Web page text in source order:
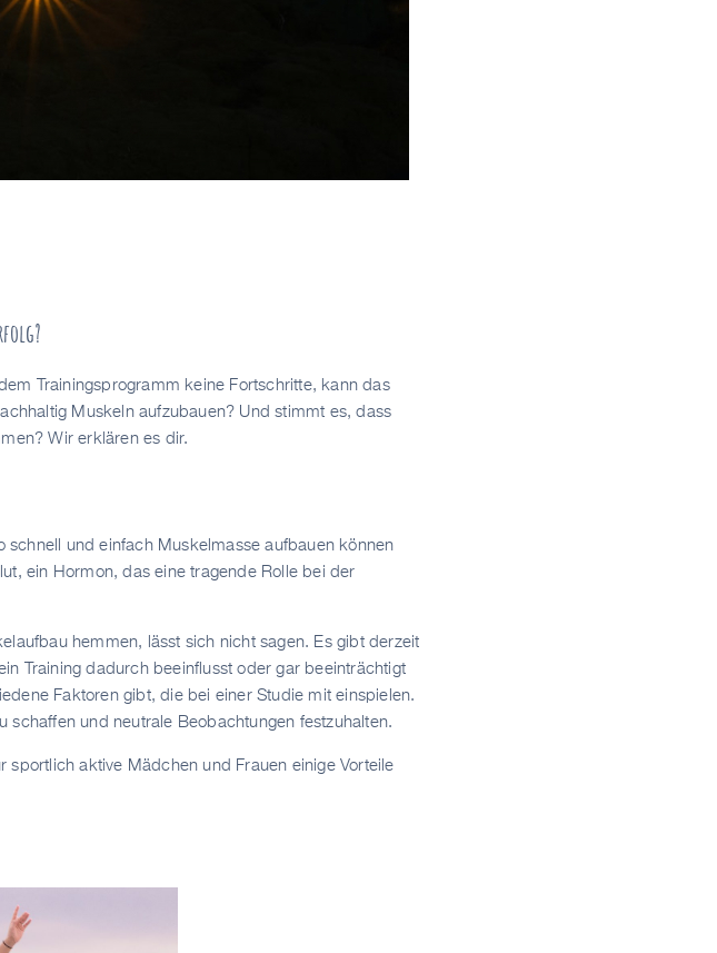
Trainingsprogramm keine Fortschritte, kann das
Muskeln aufzubauen? Und stimmt es, dass
Wir erklären es dir.
und einfach Muskelmasse aufbauen können
ein Hormon, das eine tragende Rolle bei der
hemmen, lässt sich nicht sagen. Es gibt derzeit
Training dadurch beeinflusst oder gar beeinträchtigt
Faktoren gibt, die bei einer Studie mit einspielen.
schaffen und neutrale Beobachtungen festzuhalten.
aktive Mädchen und Frauen einige Vorteile